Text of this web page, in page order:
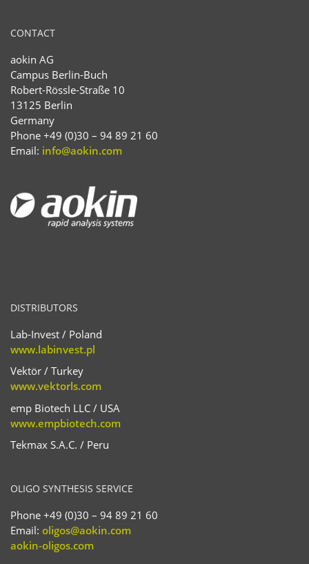
CONTACT
aokin AG
Campus Berlin-Buch
Robert-Rössle-Straße 10
13125 Berlin
Germany
Phone +49 (0)30 – 94 89 21 60
Email: info@aokin.com
DISTRIBUTORS
Lab-Invest / Poland
www.labinvest.pl
Vektör / Turkey
www.vektorls.com
emp Biotech LLC / USA
www.empbiotech.com
Tekmax S.A.C. / Peru
OLIGO SYNTHESIS SERVICE
Phone +49 (0)30 – 94 89 21 60
Email: oligos@aokin.com
aokin-oligos.com